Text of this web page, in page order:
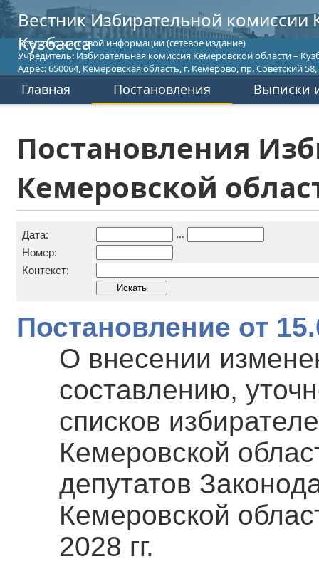
Вестник Избирательной комиссии
Кузбасса
Средство массовой информации (сетевое издание)
Учредитель: Избирательная комиссия Кемеровской области –
Адрес: 650064, Кемеровская область, г. Кемерово, пр. Советский 58,
Главная Постановления Выписки
Постановления
Кемеровской
Дата:
...
Номер:
Контекст:
Постановление от
О внесении
составлению,
списков
Кемеровской
депутатов
Кемеровской
2028 гг.